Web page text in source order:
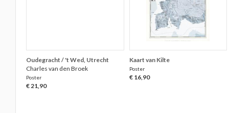
Oudegracht / 't Wed, Utrecht
Charles van den Broek
Poster
€ 21,90
Kaart van Kilte
Poster
€ 16,90